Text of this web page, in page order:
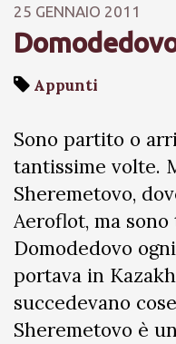
25 GENNAIO 2011
Appunti
Sono partito o
tantissime volte.
Sheremetovo,
Aeroflot, ma
Domodedovo
portava in
succedevano
Sheremetovo è